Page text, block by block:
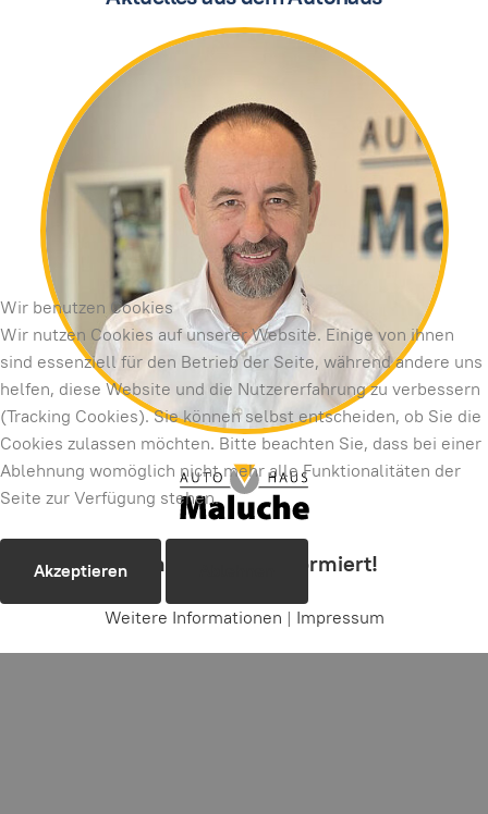
Roland Maluche informiert!
Wir benutzen Cookies
Wir nutzen Cookies auf unserer Website. Einige von ihnen
sind essenziell für den Betrieb der Seite, während andere uns
helfen, diese Website und die Nutzererfahrung zu verbessern
(Tracking Cookies). Sie können selbst entscheiden, ob Sie die
Cookies zulassen möchten. Bitte beachten Sie, dass bei einer
Ablehnung womöglich nicht mehr alle Funktionalitäten der
Seite zur Verfügung stehen.
Akzeptieren
Weitere Informationen | Impressum